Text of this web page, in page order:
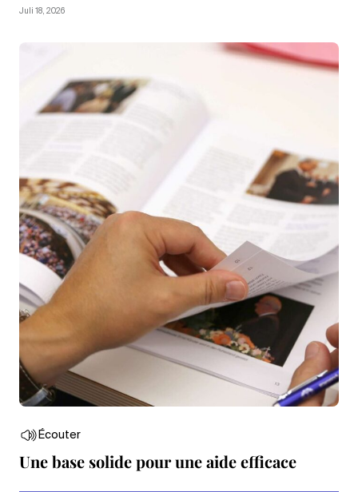
Juli 18, 2026
Écouter
Une base solide pour une aide efficace